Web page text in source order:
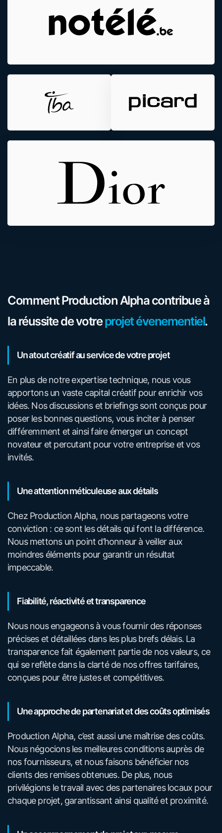
Comment Production Alpha contribue à
la réussite de votreprojet évenementiel.
Un atout créatif au service de votre projet
En plus de notre expertise technique, nous vous
apportons un vaste capital créatif pour enrichir vos
idées. Nos discussions et briefings sont conçus pour
poser les bonnes questions, vous inciter à penser
différemment et ainsi faire émerger un concept
novateur et percutant pour votre entreprise et vos
invités.
Une attention méticuleuse aux détails
Chez Production Alpha, nous partageons votre
conviction : ce sont les détails qui font la différence.
Nous mettons un point d’honneur à veiller aux
moindres éléments pour garantir un résultat
impeccable.
Fiabilité, réactivité et transparence
Nous nous engageons à vous fournir des réponses
précises et détaillées dans les plus brefs délais. La
transparence fait également partie de nos valeurs, ce
qui se reflète dans la clarté de nos offres tarifaires,
conçues pour être justes et compétitives.
Une approche de partenariat et des coûts optimisés
Production Alpha, c’est aussi une maîtrise des coûts.
Nous négocions les meilleures conditions auprès de
nos fournisseurs, et nous faisons bénéficier nos
clients des remises obtenues. De plus, nous
privilégions le travail avec des partenaires locaux pour
chaque projet, garantissant ainsi qualité et proximité.